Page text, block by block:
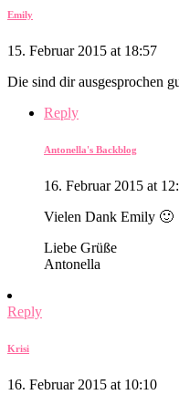
Emily
15. Februar 2015 at 18:57
Die sind dir ausgesprochen
Reply
Antonella's Backblog
16. Februar 2015 at
Vielen Dank Emily 🙂
Liebe Grüße
Antonella
Reply
Krisi
16. Februar 2015 at 10:10